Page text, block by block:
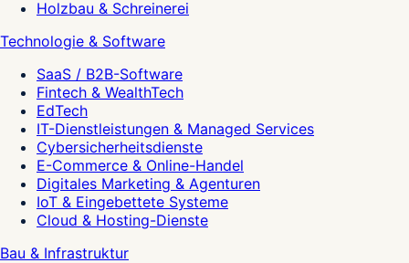
Holzbau & Schreinerei
Technologie & Software
SaaS / B2B-Software
Fintech & WealthTech
EdTech
IT-Dienstleistungen & Managed Services
Cybersicherheitsdienste
E-Commerce & Online-Handel
Digitales Marketing & Agenturen
IoT & Eingebettete Systeme
Cloud & Hosting-Dienste
Bau & Infrastruktur